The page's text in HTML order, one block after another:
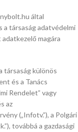
által
a társaság adatvédelmi
magára
társaság különös
és a Tanács
Rendelet” vagy
az
(„Infotv.”), a Polgári
továbbá a gazdasági